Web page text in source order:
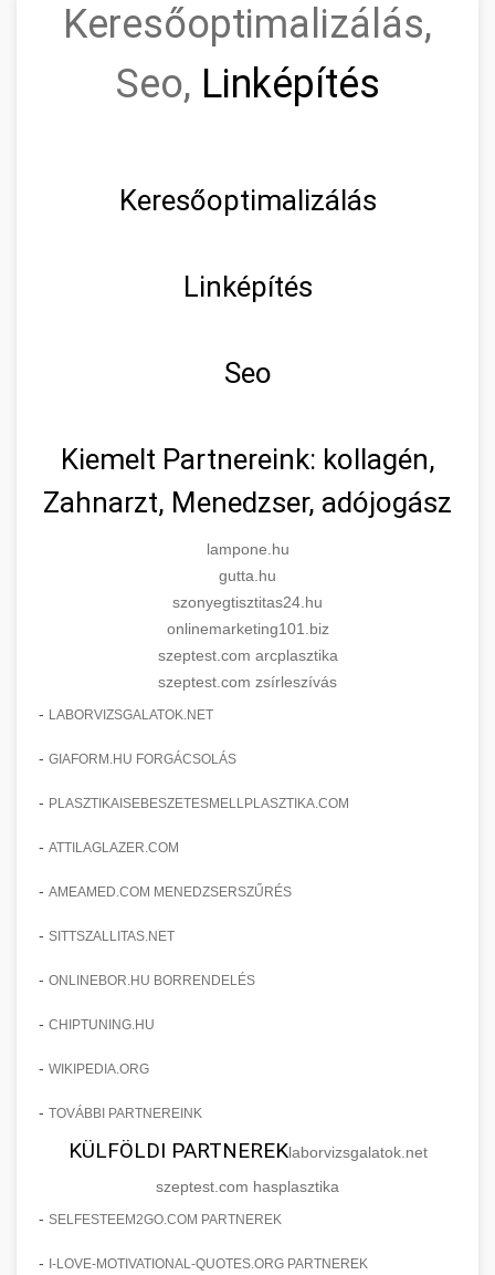
Keresőoptimalizálás,
Seo, Linképítés
Keresőoptimalizálás
Linképítés
Seo
Kiemelt Partnereink: kollagén,
Zahnarzt, Menedzser, adójogász
lampone.hu
gutta.hu
szonyegtisztitas24.hu
onlinemarketing101.biz
szeptest.com arcplasztika
szeptest.com zsírleszívás
- LABORVIZSGALATOK.NET
- GIAFORM.HU FORGÁCSOLÁS
- PLASZTIKAISEBESZETESMELLPLASZTIKA.COM
- ATTILAGLAZER.COM
- AMEAMED.COM MENEDZSERSZŰRÉS
- SITTSZALLITAS.NET
- ONLINEBOR.HU BORRENDELÉS
- CHIPTUNING.HU
- WIKIPEDIA.ORG
- TOVÁBBI PARTNEREINK
KÜLFÖLDI PARTNEREKlaborvizsgalatok.net
szeptest.com hasplasztika
- SELFESTEEM2GO.COM PARTNEREK
- I-LOVE-MOTIVATIONAL-QUOTES.ORG PARTNEREK